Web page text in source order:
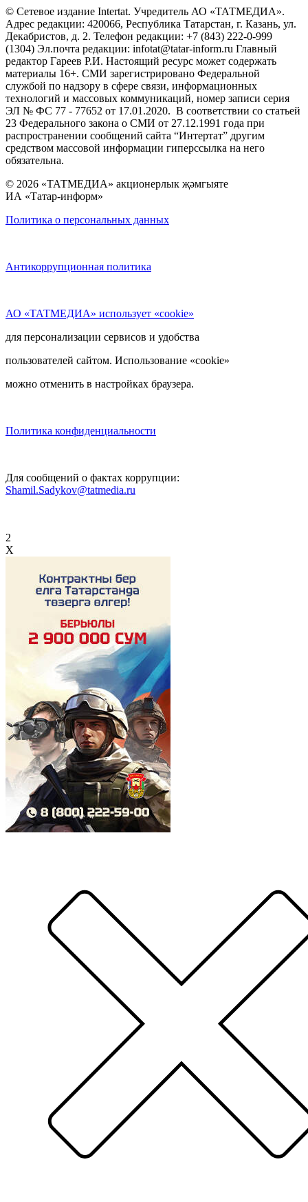
© Сетевое издание Intertat. Учредитель АО «ТАТМЕДИА».
Адрес редакции: 420066, Республика Татарстан, г. Казань, ул.
Декабристов, д. 2. Телефон редакции: +7 (843) 222-0-999
(1304) Эл.почта редакции: infotat@tatar-inform.ru Главный
редактор Гареев Р.И. Настоящий ресурс может содержать
материалы 16+. СМИ зарегистрировано Федеральной
службой по надзору в сфере связи, информационных
технологий и массовых коммуникаций, номер записи серия
ЭЛ № ФС 77 - 77652 от 17.01.2020. В соответствии со статьей
23 Федерального закона о СМИ от 27.12.1991 года при
распространении сообщений сайта “Интертат” другим
средством массовой информации гиперссылка на него
обязательна.
© 2026 «ТАТМЕДИА» акционерлык җәмгыяте
ИА «Татар-информ»
Политика о персональных данных
Антикоррупционная политика
АО «ТАТМЕДИА» использует «cookie»
для персонализации сервисов и удобства
пользователей сайтом. Использование «cookie»
можно отменить в настройках браузера.
Политика конфиденциальности
Для сообщений о фактах коррупции:
Shamil.Sadykov@tatmedia.ru
2
X